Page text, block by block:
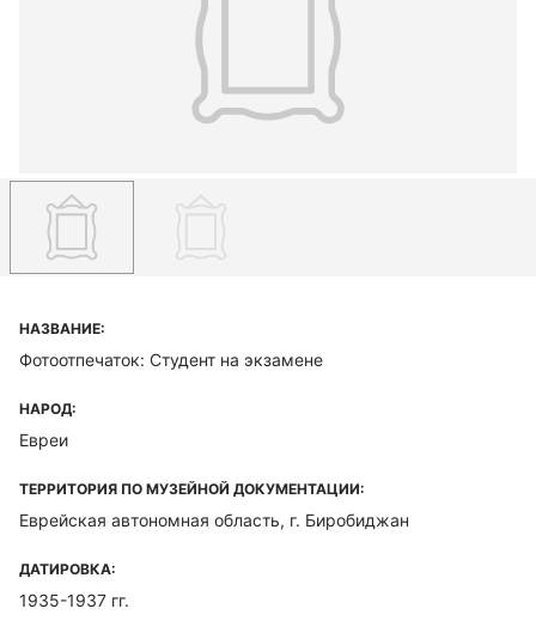
НАЗВАНИЕ:
Фотоотпечаток: Студент на экзамене
НАРОД:
Евреи
ТЕРРИТОРИЯ ПО МУЗЕЙНОЙ ДОКУМЕНТАЦИИ:
Еврейская автономная область, г. Биробиджан
ДАТИРОВКА:
1935-1937 гг.